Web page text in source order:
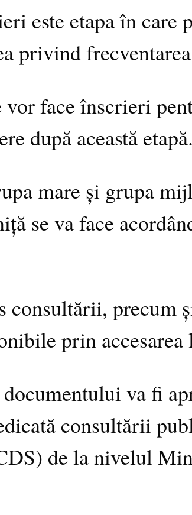
este etapa în
privind
face înscrieri
după această etapă.
mare și grupa
se va face
consultării, precum
prin
va fi
consultării
de la nivelul